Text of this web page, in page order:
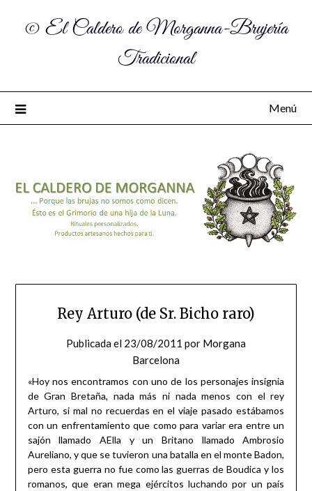
© El Caldero de Morganna-Brujería
Tradicional
Menú
Rey Arturo (de Sr. Bicho raro)
Publicada el 23/08/2011 por Morgana
Barcelona
«Hoy nos encontramos con uno de los personajes insignia
de Gran Bretaña, nada más ni nada menos con el rey
Arturo, si mal no recuerdas en el viaje pasado estábamos
con un enfrentamiento que como para variar era entre un
sajón llamado AElla y un Britano llamado Ambrosio
Aureliano, y que se tuvieron una batalla en el monte Badon,
pero esta guerra no fue como las guerras de Boudica y los
romanos, que eran mega ejércitos luchando por un país